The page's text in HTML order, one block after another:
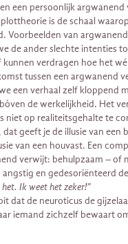
een persoonlijk argwanend
is de schaal
Voorbeelden van
de ander slechte intenties
verdragen hoe het
tussen een argwanend
een verhaal zelf kloppend
de werkelijkheid. Het
niet op realiteitsgehalte te
geeft je de illusie van een
van een houvast. Een
verwijt: behulpzaam – of
en gedesoriënteerd
Ik weet het zeker!”
dat de neuroticus de
iemand zichzelf bewaart